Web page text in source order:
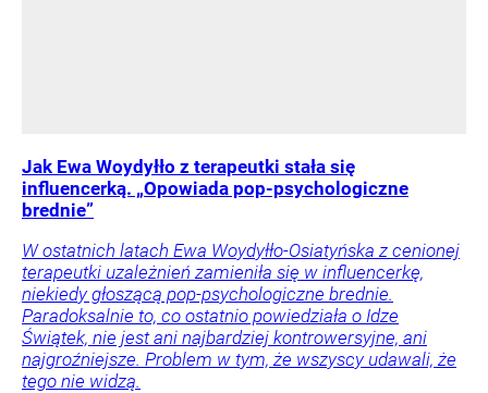
Jak Ewa Woydyłło z terapeutki stała się
influencerką. „Opowiada pop-psychologiczne
brednie”
W ostatnich latach Ewa Woydyłło-Osiatyńska z cenionej
terapeutki uzależnień zamieniła się w influencerkę,
niekiedy głoszącą pop-psychologiczne brednie.
Paradoksalnie to, co ostatnio powiedziała o Idze
Świątek, nie jest ani najbardziej kontrowersyjne, ani
najgroźniejsze. Problem w tym, że wszyscy udawali, że
tego nie widzą.